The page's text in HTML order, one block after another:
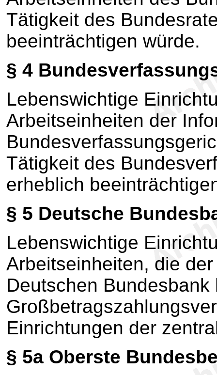
Tätigkeit des
beeinträchtigen würde.
§ 4
Lebenswichtige
Arbeitseinheiten der
Tätigkeit des
erheblich
§ 5 Deutsche
Lebenswichtige
Arbeitseinheiten, die
Deutschen Bundesbank
Einrichtungen der
§ 5a Oberste